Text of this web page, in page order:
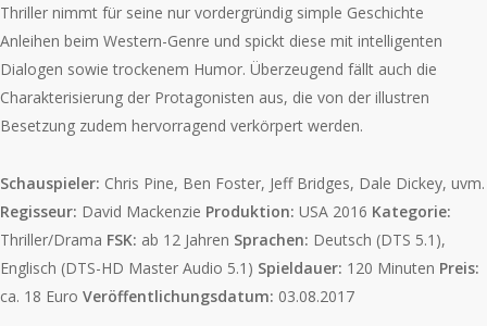
Thriller nimmt für seine nur vordergründig simple Geschichte
Anleihen beim Western-Genre und spickt diese mit intelligenten
Dialogen sowie trockenem Humor. Überzeugend fällt auch die
Charakterisierung der Protagonisten aus, die von der illustren
Besetzung zudem hervorragend verkörpert werden.
Schauspieler: Chris Pine, Ben Foster, Jeff Bridges, Dale Dickey, uvm.
Regisseur: David Mackenzie Produktion: USA 2016 Kategorie:
Thriller/Drama FSK: ab 12 Jahren Sprachen: Deutsch (DTS 5.1),
Englisch (DTS-HD Master Audio 5.1) Spieldauer: 120 Minuten Preis:
ca. 18 Euro Veröffentlichungsdatum: 03.08.2017